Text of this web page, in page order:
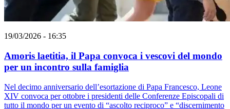
19/03/2026 - 16:35
Amoris laetitia, il Papa convoca i vescovi del mondo
per un incontro sulla famiglia
Nel decimo anniversario dell’esortazione di Papa Francesco, Leone
XIV convoca per ottobre i presidenti delle Conferenze Episcopali di
tutto il mondo per un evento di “ascolto reciproco” e “discernimento